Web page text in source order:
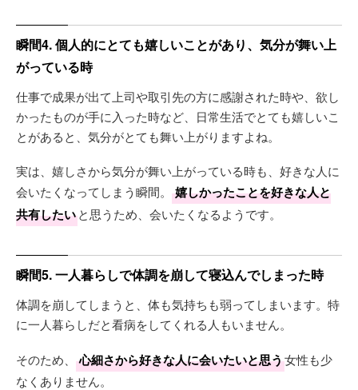
瞬間4. 個人的にとても嬉しいことがあり、気分が舞い上
がっている時
仕事で成果が出て上司や取引先の方に感謝された時や、欲し
かったものが手に入った時など、日常生活でとても嬉しいこ
とがあると、気分がとても舞い上がりますよね。
実は、嬉しさから気分が舞い上がっている時も、好きな人に
会いたくなってしまう瞬間。
嬉しかったことを好きな人と
共有したいと思うため、会いたくなるようです。
瞬間5. 一人暮らしで体調を崩して寝込んでしまった時
体調を崩してしまうと、体も気持ちも弱ってしまいます。特
に一人暮らしだと看病をしてくれる人もいません。
そのため、 心細さから好きな人に会いたいと思う女性も少
なくありません。